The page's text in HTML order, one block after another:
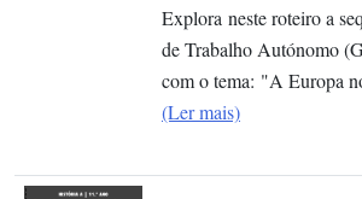
Explora neste roteiro a
de Trabalho Autónomo
com o tema: "A Europa
(Ler mais)